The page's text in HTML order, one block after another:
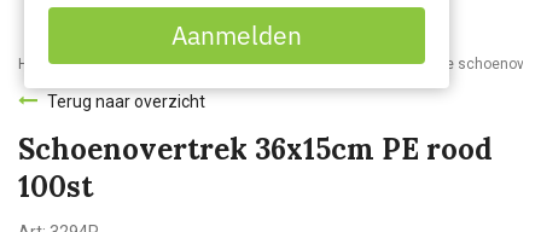
Home Webshop Werkkleding Disposable kleding Disposable
Terug naar overzicht
Schoenovertrek 36x15cm PE rood
100st
email
Aanmelden